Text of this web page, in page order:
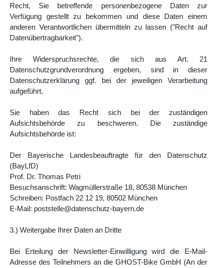
Recht, Sie betreffende personenbezogene Daten zur
Verfügung gestellt zu bekommen und diese Daten einem
anderen Verantwortlichen übermitteln zu lassen ("Recht auf
Datenübertragbarkeit").
Ihre Widerspruchsrechte, die sich aus Art. 21
Datenschutzgrundverordnung ergeben, sind in dieser
Datenschutzerklärung ggf. bei der jeweiligen Verarbeitung
aufgeführt.
Sie haben das Recht sich bei der zuständigen
Aufsichtsbehörde zu beschweren. Die zuständige
Aufsichtsbehörde ist:
Der Bayerische Landesbeauftragte für den Datenschutz
(BayLfD)
Prof. Dr. Thomas Petri
Besuchsanschrift: Wagmüllerstraße 18, 80538 München
Schreiben: Postfach 22 12 19, 80502 München
E-Mail: poststelle@datenschutz-bayern.de
3.) Weitergabe Ihrer Daten an Dritte
Bei Erteilung der Newsletter-Einwilligung wird die E-Mail-
Adresse des Teilnehmers an die GHOST-Bike GmbH (An der